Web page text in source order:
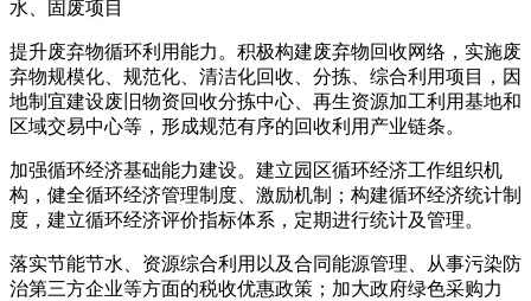
提升废弃物循环利用能力。积极构建废弃物回收网络，实施废
弃物规模化、规范化、清洁化回收、分拣、综合利用项目，因
地制宜建设废旧物资回收分拣中心、再生资源加工利用基地和
区域交易中心等，形成规范有序的回收利用产业链条。
加强循环经济基础能力建设。建立园区循环经济工作组织机
构，健全循环经济管理制度、激励机制；构建循环经济统计制
度，建立循环经济评价指标体系，定期进行统计及管理。
落实节能节水、资源综合利用以及合同能源管理、从事污染防
治第三方企业等方面的税收优惠政策；加大政府绿色采购力